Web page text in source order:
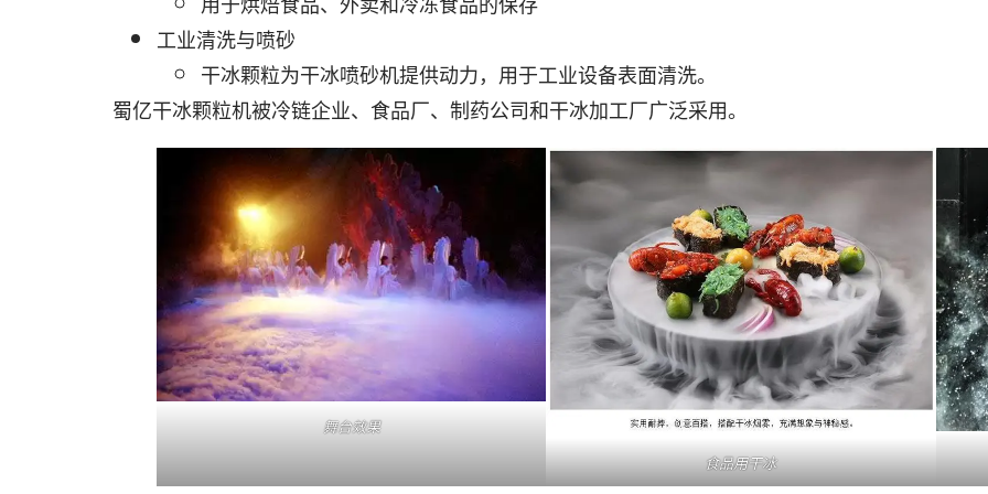
工业清洗与喷砂
干冰颗粒为干冰喷砂机提供动力，用于工业设备表面清洗。
蜀亿干冰颗粒机被冷链企业、食品厂、制药公司和干冰加工厂广泛采用。
舞台效果
食品用干冰